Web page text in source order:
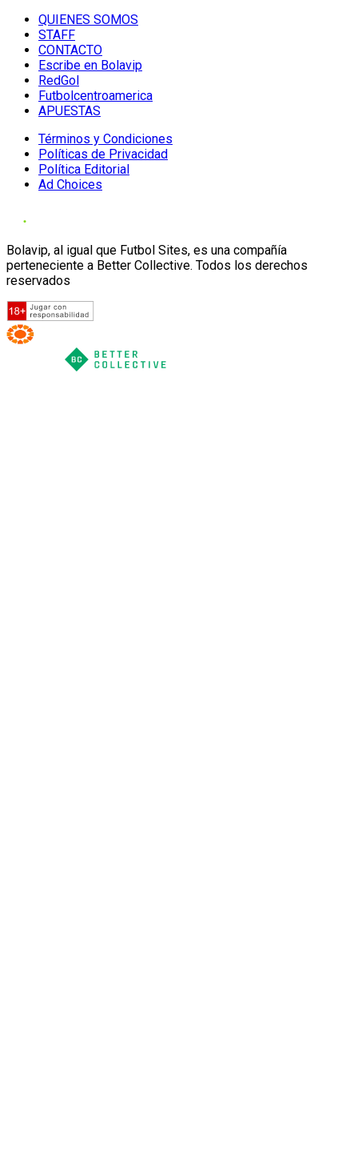
QUIENES SOMOS
STAFF
CONTACTO
Escribe en Bolavip
RedGol
Futbolcentroamerica
APUESTAS
Términos y Condiciones
Políticas de Privacidad
Política Editorial
Ad Choices
Bolavip, al igual que Futbol Sites, es una compañía
perteneciente a Better Collective. Todos los derechos
reservados